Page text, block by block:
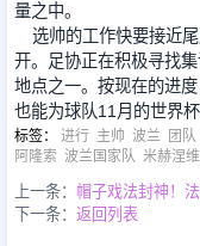
量之中。
选帅的工作快要接近
开。足协正在积极寻找
地点之一。按现在的进
也能为球队11月的世界
标签： 进行 主帅 波兰 团队
阿隆索 波兰国家队 米赫涅
上一条：
下一条： 返回列表